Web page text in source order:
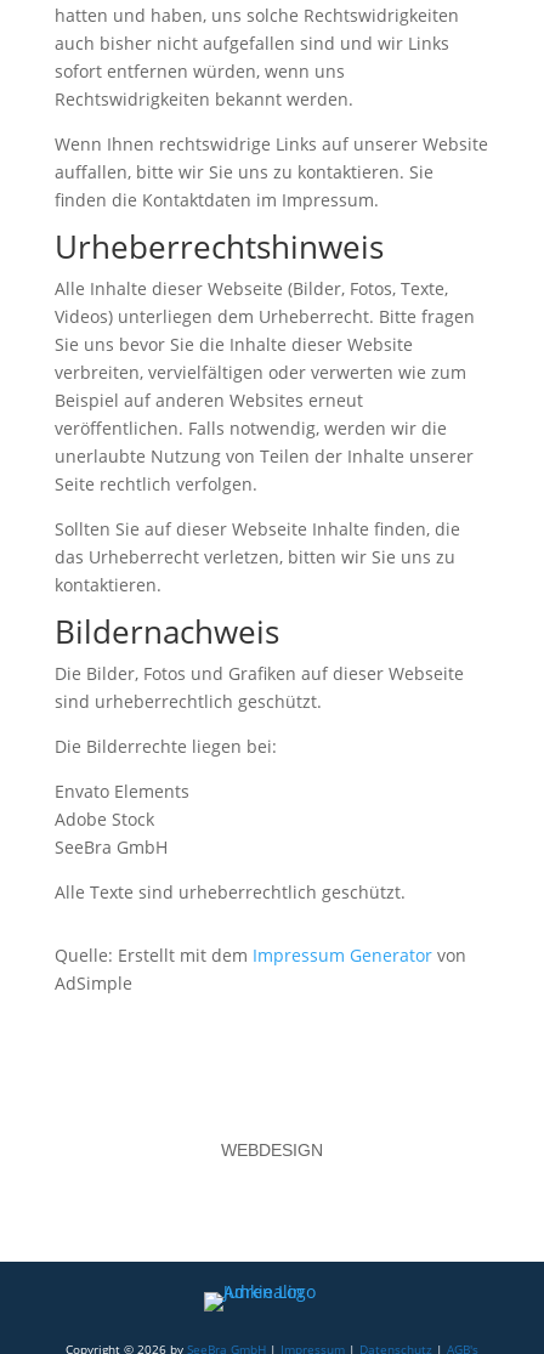
hatten und haben, uns solche Rechtswidrigkeiten
auch bisher nicht aufgefallen sind und wir Links
sofort entfernen würden, wenn uns
Rechtswidrigkeiten bekannt werden.
Wenn Ihnen rechtswidrige Links auf unserer Website
auffallen, bitte wir Sie uns zu kontaktieren. Sie
finden die Kontaktdaten im Impressum.
Urheberrechtshinweis
Alle Inhalte dieser Webseite (Bilder, Fotos, Texte,
Videos) unterliegen dem Urheberrecht. Bitte fragen
Sie uns bevor Sie die Inhalte dieser Website
verbreiten, vervielfältigen oder verwerten wie zum
Beispiel auf anderen Websites erneut
veröffentlichen. Falls notwendig, werden wir die
unerlaubte Nutzung von Teilen der Inhalte unserer
Seite rechtlich verfolgen.
Sollten Sie auf dieser Webseite Inhalte finden, die
das Urheberrecht verletzen, bitten wir Sie uns zu
kontaktieren.
Bildernachweis
Die Bilder, Fotos und Grafiken auf dieser Webseite
sind urheberrechtlich geschützt.
Die Bilderrechte liegen bei:
Envato Elements
Adobe Stock
SeeBra GmbH
Alle Texte sind urheberrechtlich geschützt.
Quelle: Erstellt mit dem Impressum Generatorvon
AdSimple
WEBDESIGN
Copyright © 2026 by SeeBra GmbH | Impressum | Datenschutz | AGB's